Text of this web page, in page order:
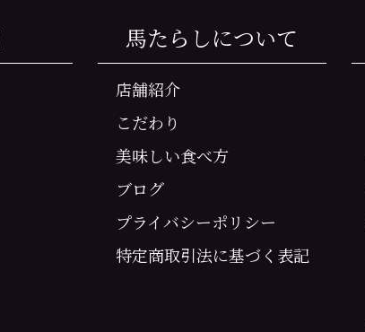
馬たらしについて
店舗紹介
こだわり
美味しい食べ方
ブログ
プライバシーポリシー
特定商取引法に基づく表記